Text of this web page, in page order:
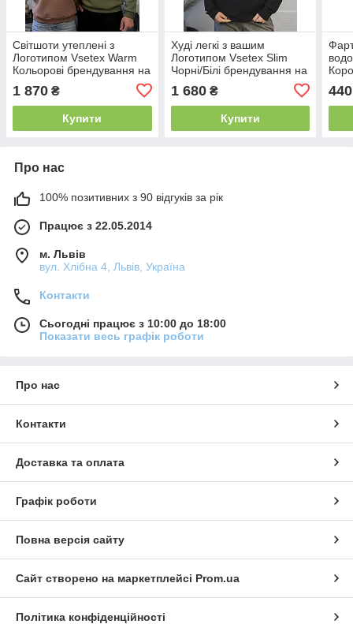
Світшоти утеплені з
Логотипом Vsetex Warm
Кольорові брендування на
25см)
1 870 ₴
Купити
Худі легкі з вашим
Логотипом Vsetex Slim
Чорні/Білі брендування на
25см)
1 680₴
Купити
440
Про нас
100% позитивних з 90 відгуків за рік
Працює з 22.05.2014
м. Львів
вул. Хлібна 4, Львів, Україна
Контакти
Сьогодні працює з 10:00 до 18:00
Показати весь графік роботи
Про нас
Контакти
Доставка та оплата
Графік роботи
Повна версія сайту
Сайт створено на маркетплейсі Prom.ua
Політика конфіденційності